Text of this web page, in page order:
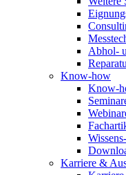
Abhol-
Know-how
Know-
Karriere &